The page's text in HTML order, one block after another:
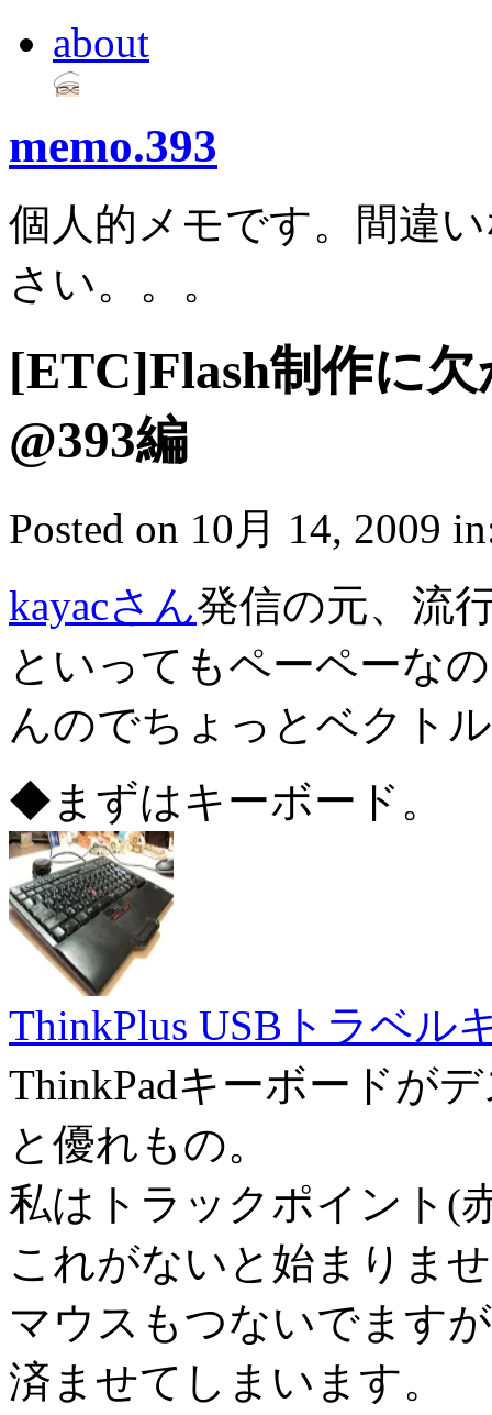
about
memo.393
個人的メモです。間違
さい。。。
[ETC]Flash制作に
@393編
Posted on 10月 14, 2009
kayacさん発信の元、流
といってもペーペーな
んのでちょっとベクト
◆まずはキーボード。
ThinkPlus USBトラベル
ThinkPadキーボードが
と優れもの。
私はトラックポイント(
これがないと始まりま
マウスもつないでます
済ませてしまいます。